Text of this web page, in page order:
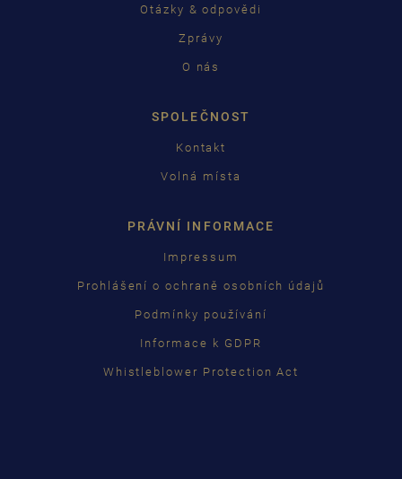
Otázky & odpovědi
Zprávy
O nás
SPOLEČNOST
Kontakt
Volná místa
PRÁVNÍ INFORMACE
Impressum
Prohlášení o ochraně osobních údajů
Podmínky používání
Informace k GDPR
Whistleblower Protection Act